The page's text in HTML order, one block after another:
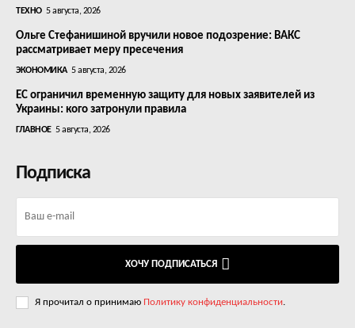
ТЕХНО 5 августа, 2026
Ольге Стефанишиной вручили новое подозрение: ВАКС
рассматривает меру пресечения
ЭКОНОМИКА 5 августа, 2026
ЕС ограничил временную защиту для новых заявителей из
Украины: кого затронули правила
ГЛАВНОЕ 5 августа, 2026
Подписка
ХОЧУ ПОДПИСАТЬСЯ
Я прочитал о принимаю Политику конфиденциальности.